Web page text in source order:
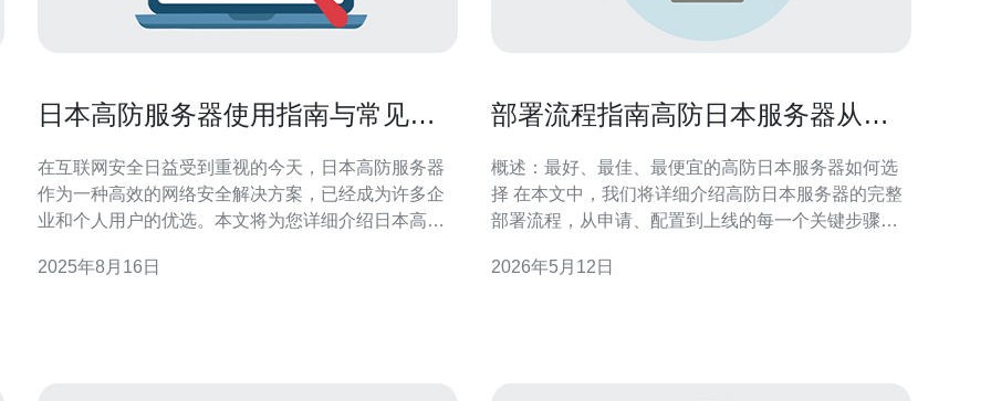
日本高防服务器使用指南与常见问
在互联网安全日益受到重视的今天，日本高防服务器
作为一种高效的网络安全解决方案，已经成为许多企
业和个人用户的优选。本文将为您详细介绍日本高防
作为值得信赖的服务提供商，帮助您更好地理解和使
2025年8月16日
部署流程指南高防日本服务器从申
概述：最好、最佳、最便宜的高防日本服务器如何选
择 在本文中，我们将详细介绍高防日本服务器的完整
部署流程，从申请、配置到上线的每一个关键步骤都
有成熟骨干网络与本地防护节点的知名IDC或云厂商；
2026年5月12日